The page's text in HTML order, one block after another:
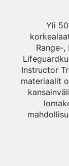
Yli
Range-
Instructor
materiaalit